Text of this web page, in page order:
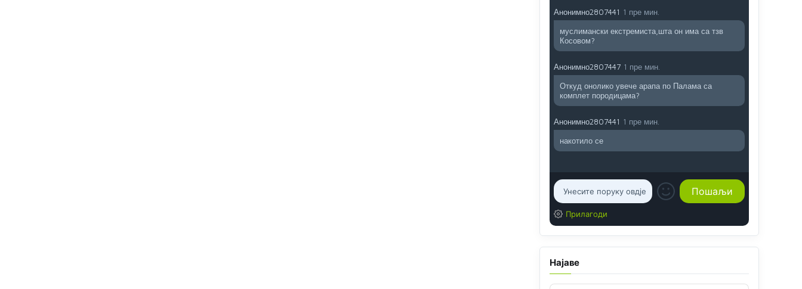
Анонимно2807441 1 пре мин.
муслимански екстремиста,шта он има са тзв
Косовом?
Анонимно2807447 1 пре мин.
Откуд онолико увече арапа по Палама са
комплет породицама?
Анонимно2807441 1 пре мин.
накотило се
Прилагоди
Најаве